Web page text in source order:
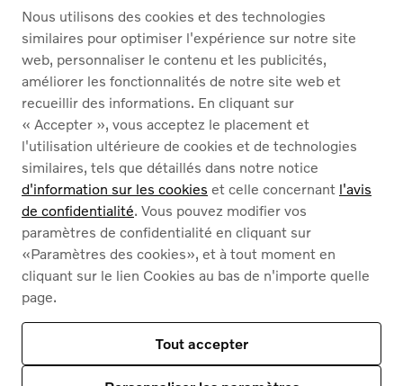
SERVICES
À PROPOS DE NOUS
NederlandsFrançais
Cookies
Politique de confidentialité
Ce site est protégé par reCAPTCHA et parles règles de confidentialité de Google
Des conditions d'utilisation s'appliquent
Nous utilisons des cookies et des technologies
similaires pour optimiser l'expérience sur notre site
web, personnaliser le contenu et les publicités,
améliorer les fonctionnalités de notre site web et
recueillir des informations. En cliquant sur
« Accepter », vous acceptez le placement et
l'utilisation ultérieure de cookies et de technologies
similaires, tels que détaillés dans notre notice
d'information sur les cookies et celle concernant l'avis
de confidentialité. Vous pouvez modifier vos
paramètres de confidentialité en cliquant sur
«Paramètres des cookies», et à tout moment en
cliquant sur le lien Cookies au bas de n'importe quelle
page.
Tout accepter